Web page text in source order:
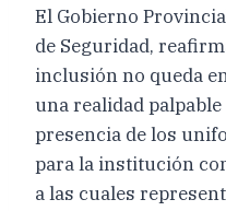
El Gobierno
de Seguridad,
inclusión no queda
una realidad
presencia de los
para la institución
a las cuales